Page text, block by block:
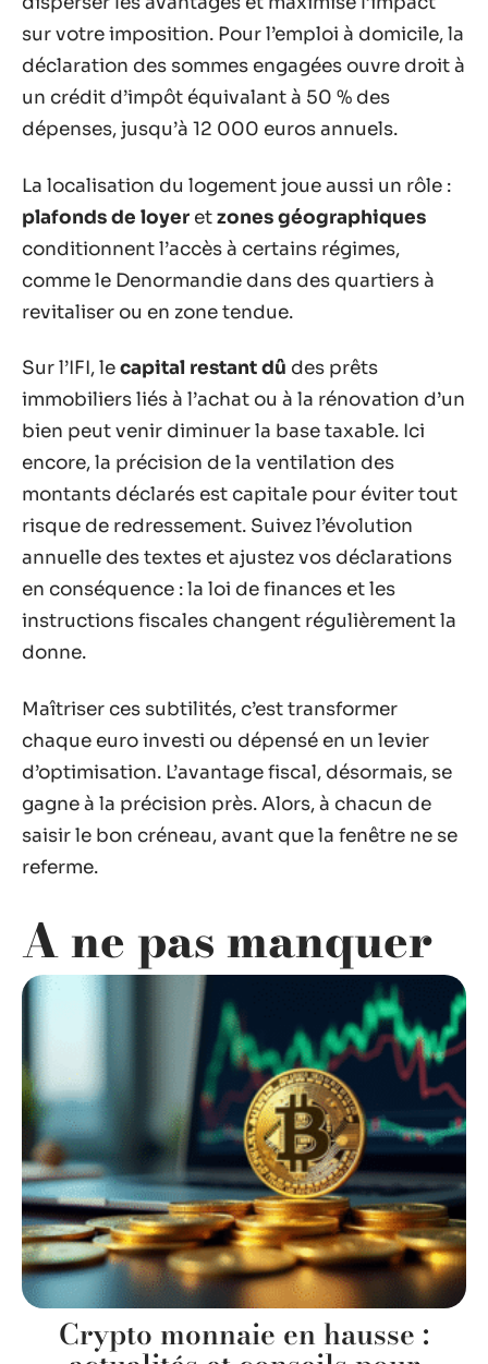
sur votre imposition. Pour l’emploi à domicile, la
déclaration des sommes engagées ouvre droit à
un crédit d’impôt équivalant à 50 % des
dépenses, jusqu’à 12 000 euros annuels.
La localisation du logement joue aussi un rôle :
plafonds de loyer etzones géographiques
conditionnent l’accès à certains régimes,
comme le Denormandie dans des quartiers à
revitaliser ou en zone tendue.
Sur l’IFI, lecapital restant dû des prêts
immobiliers liés à l’achat ou à la rénovation d’un
bien peut venir diminuer la base taxable. Ici
encore, la précision de la ventilation des
montants déclarés est capitale pour éviter tout
risque de redressement. Suivez l’évolution
annuelle des textes et ajustez vos déclarations
en conséquence : la loi de finances et les
instructions fiscales changent régulièrement la
donne.
Maîtriser ces subtilités, c’est transformer
chaque euro investi ou dépensé en un levier
d’optimisation. L’avantage fiscal, désormais, se
gagne à la précision près. Alors, à chacun de
saisir le bon créneau, avant que la fenêtre ne se
referme.
A ne pas manquer
Crypto monnaie en hausse :